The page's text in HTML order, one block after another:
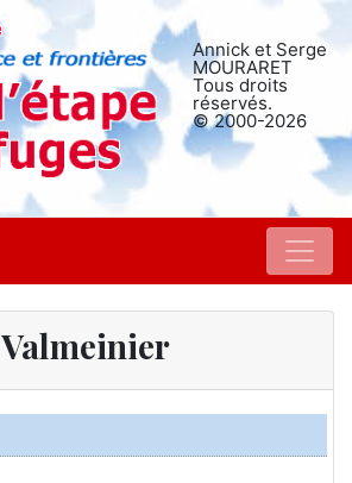
Annick et Serge
MOURARET
Tous droits
réservés.
© 2000-2026
Valmeinier